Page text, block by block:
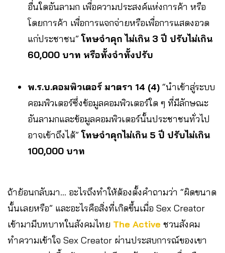
อื่นใดอันลามก เพื่อความประสงค์แห่งการค้า หรือ
โดยการค้า เพื่อการแจกจ่ายหรือเพื่อการแสดงอวด
แก่ประชาชน”โทษจำคุก ไม่เกิน 3 ปี ปรับไม่เกิน
60,000 บาท หรือทั้งจำทั้งปรับ
พ.ร.บ.คอมพิวเตอร์ มาตรา 14 (4) “นำเข้าสู่ระบบ
คอมพิวเตอร์ซึ่งข้อมูลคอมพิวเตอร์ใด ๆ ที่มีลักษณะ
อันลามกและข้อมูลคอมพิวเตอร์นั้นประชาชนทั่วไป
อาจเข้าถึงได้”โทษจำคุกไม่เกิน 5 ปี ปรับไม่เกิน
100,000 บาท
ถ้าย้อนกลับมา… อะไรถึงทำให้ต้องตั้งคำถามว่า “ผิดขนาด
นั้นเลยหรือ” และอะไรคือสิ่งที่เกิดขึ้นเมื่อ Sex Creator
เข้ามามีบทบาทในสังคมไทย The Active ชวนสังคม
ทำความเข้าใจ Sex Creator ผ่านประสบการณ์ของเขา